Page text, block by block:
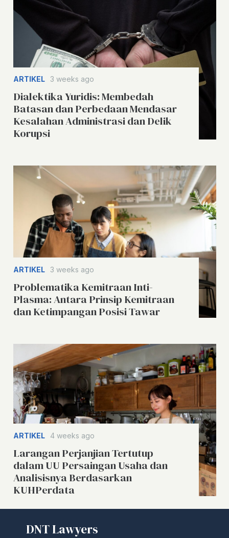
ARTIKEL 3 weeks ago
Dialektika Yuridis: Membedah
Batasan dan Perbedaan Mendasar
Kesalahan Administrasi dan Delik
Korupsi
ARTIKEL 3 weeks ago
Problematika Kemitraan Inti-
Plasma: Antara Prinsip Kemitraan
dan Ketimpangan Posisi Tawar
ARTIKEL 4 weeks ago
Larangan Perjanjian Tertutup
dalam UU Persaingan Usaha dan
Analisisnya Berdasarkan
KUHPerdata
DNT Lawyers